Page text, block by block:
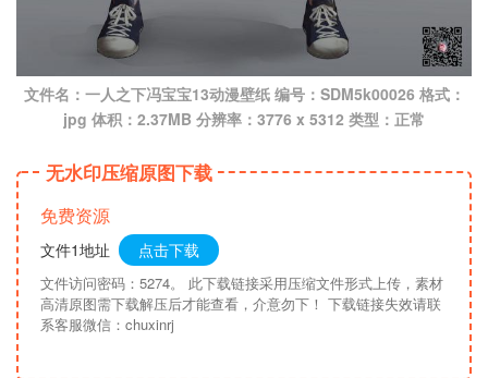
文件名：一人之下冯宝宝13动漫壁纸 编号：SDM5k00026 格式：
jpg 体积：2.37MB 分辨率：3776 x 5312 类型：正常
无水印压缩原图下载
免费资源
文件1地址 点击下载
文件访问密码：5274。 此下载链接采用压缩文件形式上传，素材
高清原图需下载解压后才能查看，介意勿下！ 下载链接失效请联
系客服微信：chuxinrj